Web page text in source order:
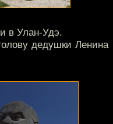
в Улан-Удэ.
дедушки Ленина